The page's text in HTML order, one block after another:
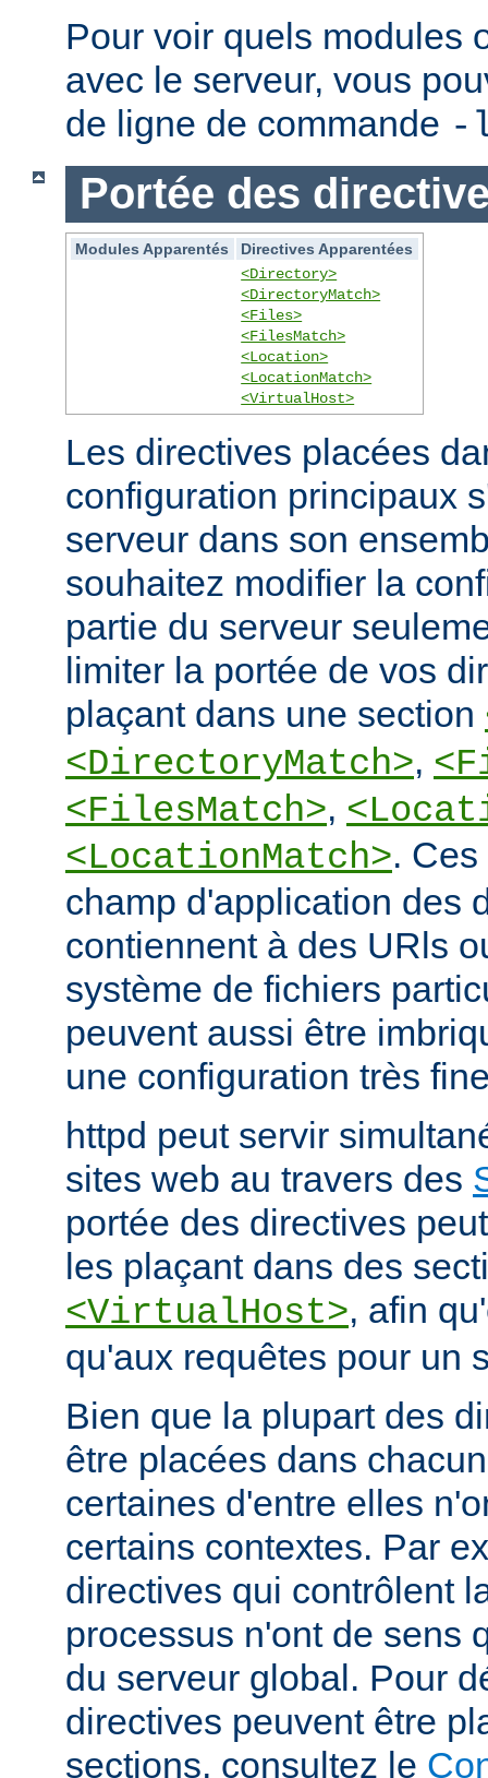
Pour voir quels modules
avec le serveur, vous
de ligne de commande -
Portée des
Modules Apparentés
Directives Apparentées
<Directory>
<DirectoryMatch>
<Files>
<FilesMatch>
<Location>
<LocationMatch>
<VirtualHost>
Les directives placées
configuration principaux
serveur dans son
souhaitez modifier la
partie du serveur
limiter la portée de vos
plaçant dans une section
<DirectoryMatch>,
<FilesMatch>,
<LocationMatch>.
champ d'application des
contiennent à des URls
système de fichiers
peuvent aussi être
une configuration très
httpd peut servir
sites web au travers des
portée des directives
les plaçant dans des
<VirtualHost>, afin
qu'aux requêtes pour un
Bien que la plupart des
être placées dans
certaines d'entre elles
certains contextes. Par
directives qui contrôlent
processus n'ont de sens
du serveur global. Pour
directives peuvent être
sections, consultez le